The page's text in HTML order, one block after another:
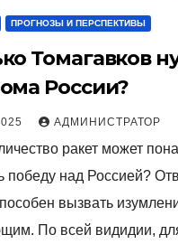
ПРОГНОЗЫ И ПЕРСПЕКТИВЫ
Томагавков
России?
АДМИНИСТРАТОР
ракет может
победу над Россией?
вызвать
По всей видидии,